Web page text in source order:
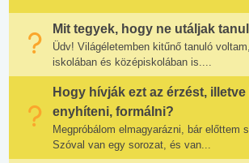
Mit tegyek, hogy ne utáljak
Üdv! Világéletemben kitűnő tanuló
iskolában és középiskolában is....
Hogy hívják ezt az érzést,
enyhíteni, formálni?
Megpróbálom elmagyarázni, bár előttem
Szóval van egy sorozat, és van...